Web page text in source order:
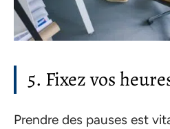
5. Fixez vos
Prendre des pauses est